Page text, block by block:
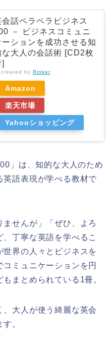
会話ペラペラビジネス
－ ビジネスコミュニ
ーションを成功させる知
な大人の会話術 [CD2枚
created by Rinker
Amazon
楽天市場
Yahooショッピング
」は、知的な大人のため
英語表現が学べる教材で
ませんが」「ぜひ、よろ
丁寧な英語を学べるこ
世界の人々とビジネスを
ミュニケーションを円
まとめられている1冊。
、大人が使う綺麗な英会
。